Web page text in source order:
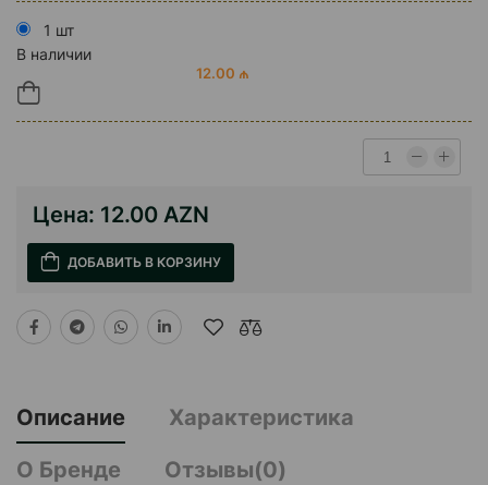
1 шт
В наличии
12.00 ₼
Цена: 12.00 AZN
ДОБАВИТЬ В КОРЗИНУ
Описание
Характеристика
О Бренде
Отзывы(0)